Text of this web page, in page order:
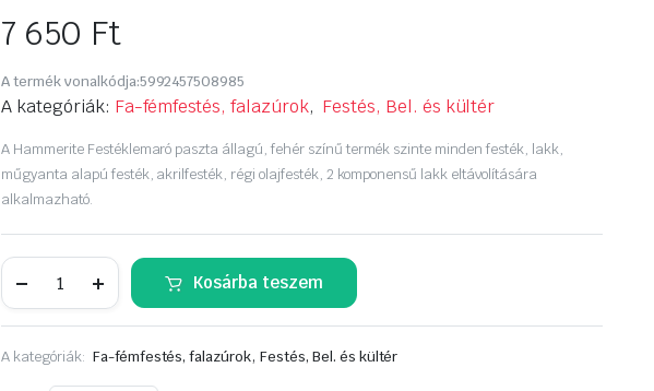
7 650 Ft
A termék vonalkódja:5992457508985
A kategóriák: Fa-fémfestés, falazúrok, Festés, Bel. és kültér
A Hammerite Festéklemaró paszta állagú, fehér színű termék szinte minden festék, lakk,
műgyanta alapú festék, akrilfesték, régi olajfesték, 2 komponensű lakk eltávolítására
alkalmazható.
Festéklemaró
L
Kosárba teszem
A kategóriák: Fa-fémfestés, falazúrok, Festés, Bel. és kültér